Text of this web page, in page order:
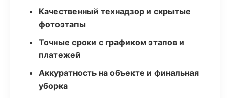
Качественный технадзор и скрытые
фотоэтапы
Точные сроки с графиком этапов и
платежей
Аккуратность на объекте и финальная
уборка